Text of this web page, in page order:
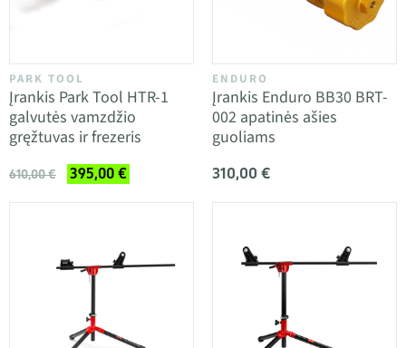
PARK TOOL
Įrankis Park Tool HTR-1
galvutės vamzdžio
gręžtuvas ir frezeris
610,00 € 395,00 €
ENDURO
Įrankis Enduro BB30 BRT-
002 apatinės ašies
guoliams
310,00 €